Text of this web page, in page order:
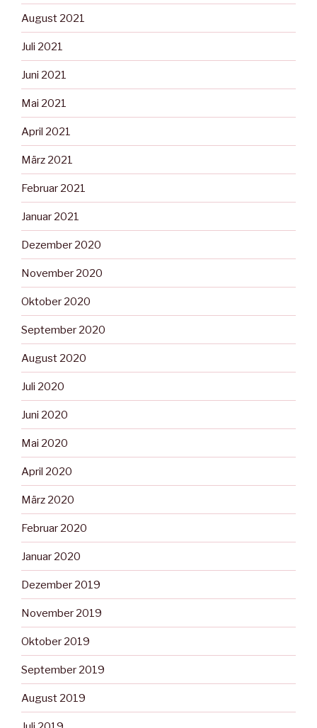
August 2021
Juli 2021
Juni 2021
Mai 2021
April 2021
März 2021
Februar 2021
Januar 2021
Dezember 2020
November 2020
Oktober 2020
September 2020
August 2020
Juli 2020
Juni 2020
Mai 2020
April 2020
März 2020
Februar 2020
Januar 2020
Dezember 2019
November 2019
Oktober 2019
September 2019
August 2019